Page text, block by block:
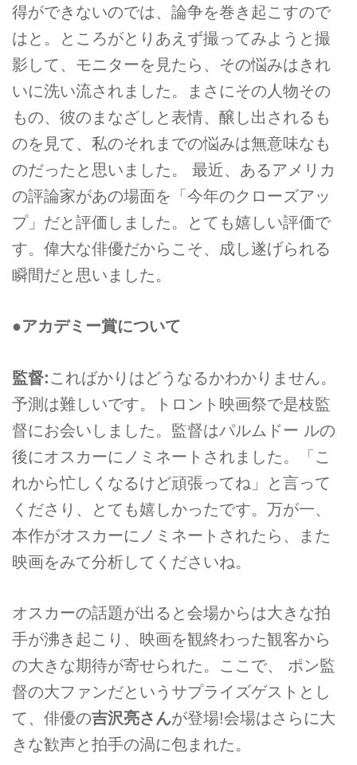
得ができないのでは、論争を巻き起こすので
はと。ところがとりあえず撮ってみようと撮
影して、モニターを見たら、その悩みはきれ
いに洗い流されました。まさにその人物その
もの、彼のまなざしと表情、醸し出されるも
のを見て、私のそれまでの悩みは無意味なも
のだったと思いました。 最近、あるアメリカ
の評論家があの場面を「今年のクローズアッ
プ」だと評価しました。とても嬉しい評価で
す。偉大な俳優だからこそ、成し遂げられる
瞬間だと思いました。
●アカデミー賞について
監督:こればかりはどうなるかわかりません。
予測は難しいです。トロント映画祭で是枝監
督にお会いしました。監督はパルムドー ルの
後にオスカーにノミネートされました。「こ
れから忙しくなるけど頑張ってね」と言って
くださり、とても嬉しかったです。万が一、
本作がオスカーにノミネートされたら、また
映画をみて分析してくださいね。
オスカーの話題が出ると会場からは大きな拍
手が沸き起こり、映画を観終わった観客から
の大きな期待が寄せられた。ここで、 ポン監
督の大ファンだというサプライズゲストとし
て、俳優の吉沢亮さんが登場!会場はさらに大
きな歓声と拍手の渦に包まれた。